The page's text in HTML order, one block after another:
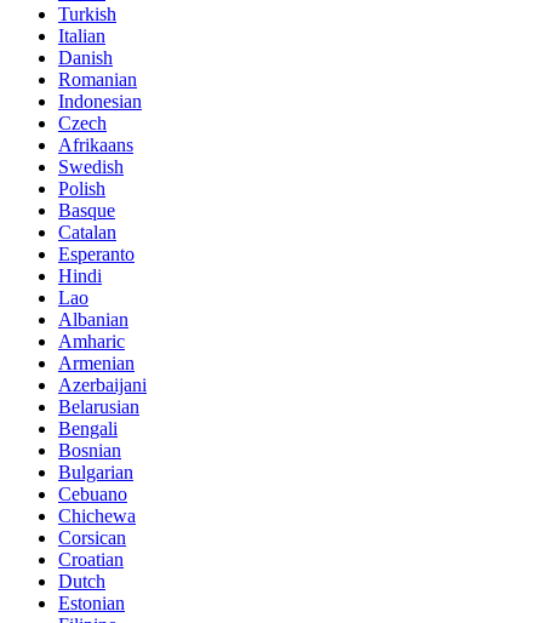
Turkish
Italian
Danish
Romanian
Indonesian
Czech
Afrikaans
Swedish
Polish
Basque
Catalan
Esperanto
Hindi
Lao
Albanian
Amharic
Armenian
Azerbaijani
Belarusian
Bengali
Bosnian
Bulgarian
Cebuano
Chichewa
Corsican
Croatian
Dutch
Estonian